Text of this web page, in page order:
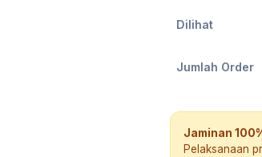
Dilihat
Jumlah Order
Jaminan
Pelaksanaan